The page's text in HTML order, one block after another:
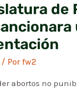
de
/ Porfw2
abortos no